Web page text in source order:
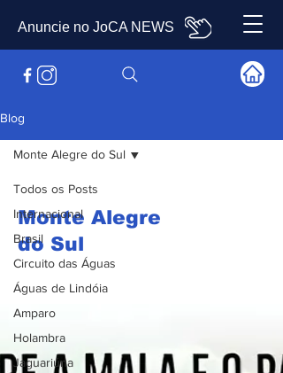
Anuncie no JoCA NEWS
Blog
Todos os Posts
Internacional
Brasil
Circuito das Águas
Águas de Lindóia
Amparo
Holambra
Jaguariúna
Monte Alegre do Sul
Monte Alegre
do Sul